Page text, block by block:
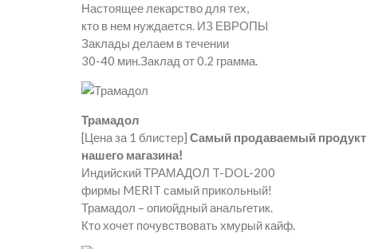
Настоящее лекарство для тех,
кто в нем нуждается. ИЗ ЕВРОПЫ
Заклады делаем в течении
30-40 мин.Заклад от 0.2 грамма.
Трамадол
[Цена за 1 блистер] Самый продаваемый продукт
нашего магазина!
Индийский ТРАМАДОЛ T-DOL-200
фирмы MERIT самый прикольный!
Трамадол – опиойдный анальгетик.
Кто хочет почувствовать хмурый кайф.